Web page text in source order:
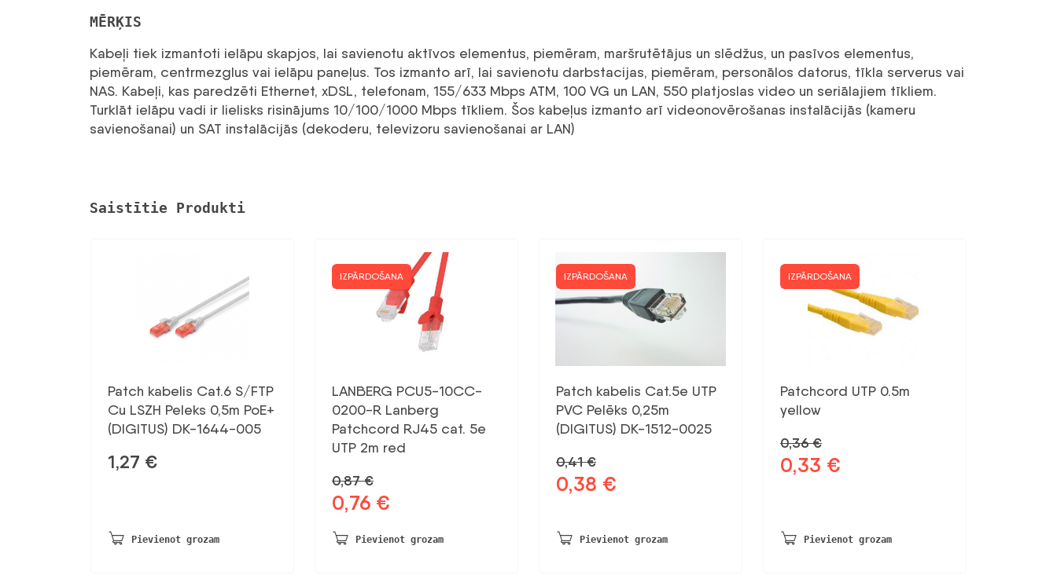
MĒRĶIS
Kabeļi tiek izmantoti ielāpu skapjos, lai savienotu aktīvos elementus, piemēram, maršrutētājus un slēdžus, un pasīvos elementus,
piemēram, centrmezglus vai ielāpu paneļus. Tos izmanto arī, lai savienotu darbstacijas, piemēram, personālos datorus, tīkla serverus vai
NAS. Kabeļi, kas paredzēti Ethernet, xDSL, telefonam, 155/633 Mbps ATM, 100 VG un LAN, 550 platjoslas video un seriālajiem tīkliem.
Turklāt ielāpu vadi ir lielisks risinājums 10/100/1000 Mbps tīkliem. Šos kabeļus izmanto arī videonovērošanas instalācijās (kameru
savienošanai) un SAT instalācijās (dekoderu, televizoru savienošanai ar LAN)
Saistītie Produkti
Patch kabelis Cat.6 S/FTP
Cu LSZH Peleks 0,5m PoE+
(DIGITUS) DK-1644-005
1,27 €
Pievienot grozam
IZPĀRDOŠANA
LANBERG PCU5-10CC-
0200-R Lanberg
Patchcord RJ45 cat. 5e
UTP 2m red
0,87€
Sākotnējā
bija:
0,76 €
ir:
Pievienot grozam
IZPĀRDOŠANA
Patch kabelis Cat.5e UTP
PVC Pelēks 0,25m
(DIGITUS) DK-1512-0025
0,41€
Sākotnējā
0,41 €.
0,38 €
0,38 €.
Pievienot grozam
IZPĀRDOŠANA
Patchcord UTP 0.5m
yellow
0,36€
Sākotnējā
0,33 €
Pievienot grozam